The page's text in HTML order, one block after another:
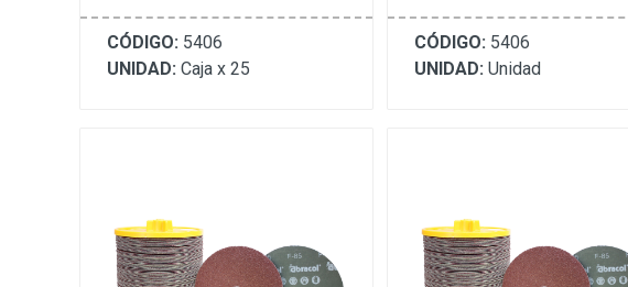
CÓDIGO: 5406
UNIDAD: Caja x 25
CÓDIGO: 5406
UNIDAD: Unidad